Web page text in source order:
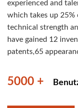
experienced and
which takes up 25%
technical strength
have gained 12
patents,65
appearance design
5000 +